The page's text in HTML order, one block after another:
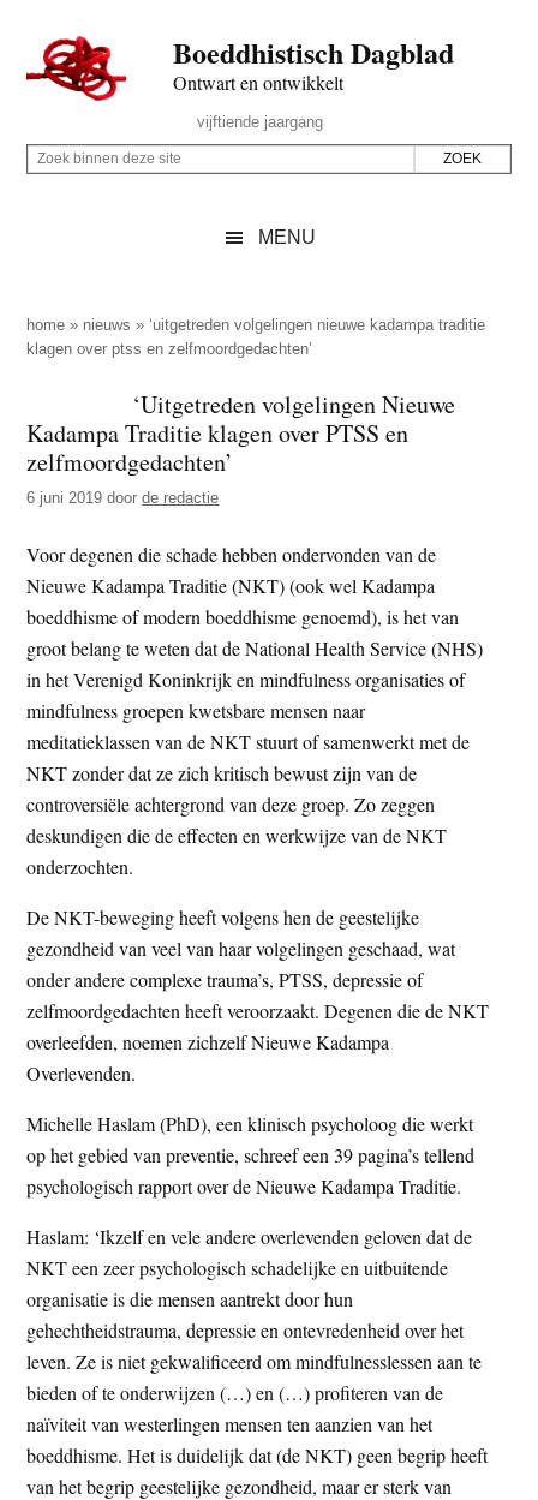
naar
de
inhoud
secondary
naar
de
sidebar
naar
de
Boeddhistisch Dagblad
Ontwart en ontwikkelt
Rechts
vijftiende jaargang
Z
p
d
z
e
s
t
e
Z
i
n
n
d
e
e
s
i
t
e
MENU
home » nieuws »‘uitgetreden volgelingen nieuwe kadampa traditie
klagen over ptss en zelfmoordgedachten’
‘Uitgetreden volgelingen Nieuwe
Kadampa Traditie klagen over PTSS en
zelfmoordgedachten’
6 juni 2019 doorde redactie
Voor degenen die schade hebben ondervonden van de
Nieuwe Kadampa Traditie (NKT) (ook wel Kadampa
boeddhisme of modern boeddhisme genoemd), is het van
groot belang te weten dat de National Health Service (NHS)
in het Verenigd Koninkrijk en mindfulness organisaties of
mindfulness groepen kwetsbare mensen naar
meditatieklassen van de NKT stuurt of samenwerkt met de
NKT zonder dat ze zich kritisch bewust zijn van de
controversiële achtergrond van deze groep. Zo zeggen
deskundigen die de effecten en werkwijze van de NKT
onderzochten.
De NKT-beweging heeft volgens hen de geestelijke
gezondheid van veel van haar volgelingen geschaad, wat
onder andere complexe trauma’s, PTSS, depressie of
zelfmoordgedachten heeft veroorzaakt. Degenen die de NKT
overleefden, noemen zichzelf Nieuwe Kadampa
Overlevenden.
Michelle Haslam (PhD), een klinisch psycholoog die werkt
op het gebied van preventie, schreef een 39 pagina’s tellend
psychologisch rapport over de Nieuwe Kadampa Traditie.
Haslam: ‘Ikzelf en vele andere overlevenden geloven dat de
NKT een zeer psychologisch schadelijke en uitbuitende
organisatie is die mensen aantrekt door hun
gehechtheidstrauma, depressie en ontevredenheid over het
leven. Ze is niet gekwalificeerd om mindfulnesslessen aan te
bieden of te onderwijzen (…) en (…) profiteren van de
naïviteit van westerlingen mensen ten aanzien van het
boeddhisme. Het is duidelijk dat (de NKT) geen begrip heeft
van het begrip geestelijke gezondheid, maar er sterk van